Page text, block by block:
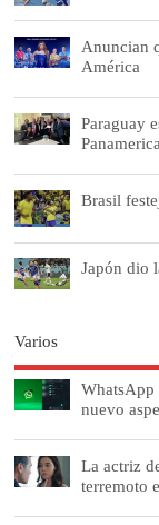
Anuncian
América
Paraguay
Brasil
Japón dio
Varios
WhatsApp
nuevo
La actriz
terremoto